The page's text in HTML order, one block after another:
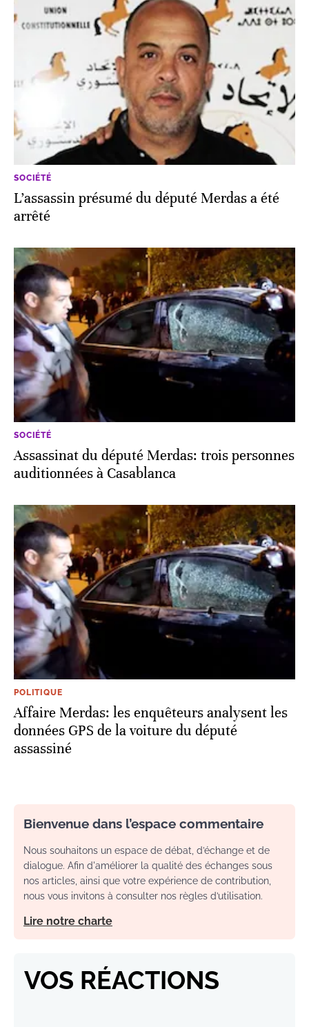
SOCIÉTÉ
L’assassin présumé du député Merdas a été
arrêté
SOCIÉTÉ
Assassinat du député Merdas: trois personnes
auditionnées à Casablanca
POLITIQUE
Affaire Merdas: les enquêteurs analysent les
données GPS de la voiture du député
assassiné
Bienvenue dans l’espace commentaire
Nous souhaitons un espace de débat, d’échange et de
dialogue. Afin d'améliorer la qualité des échanges sous
nos articles, ainsi que votre expérience de contribution,
nous vous invitons à consulter nos règles d’utilisation.
Lire notre charte
VOS RÉACTIONS